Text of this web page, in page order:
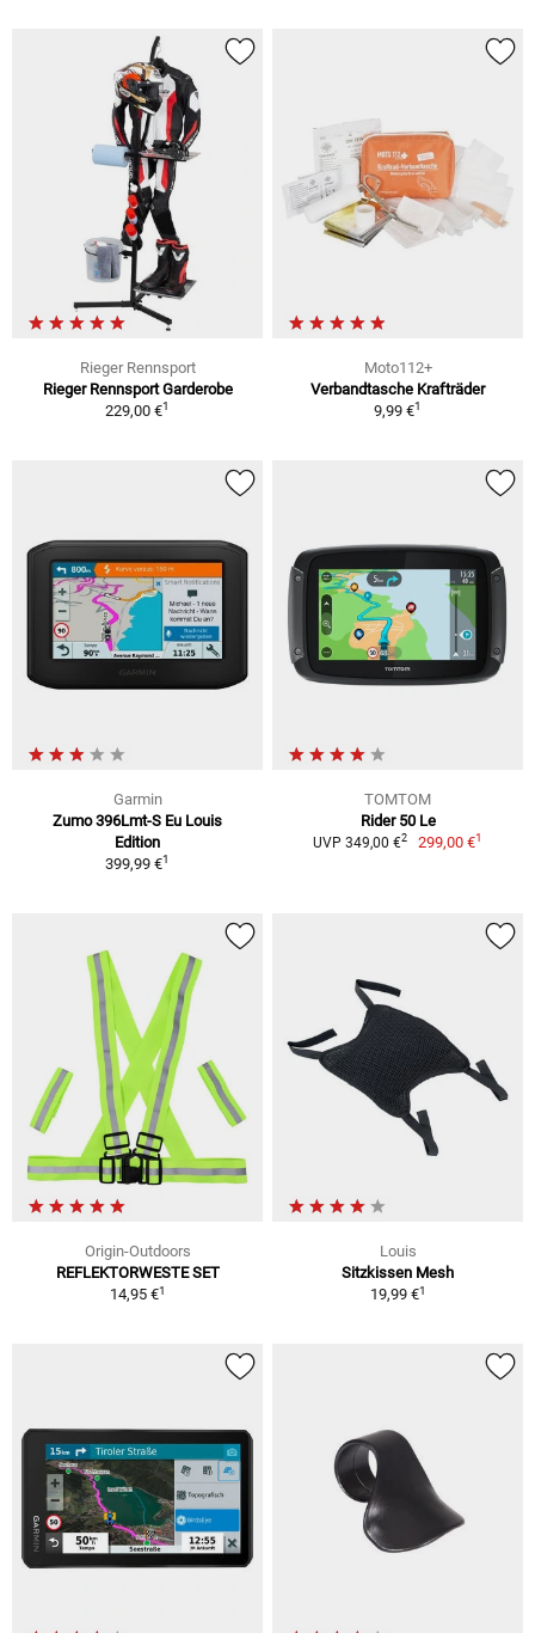
Rieger Rennsport
Rieger Rennsport Garderobe
229,00 €1
Moto112+
Verbandtasche Krafträder
9,99 €1
Garmin
Zumo 396Lmt-S Eu Louis
Edition
399,99 €1
TOMTOM
Rider 50 Le
UVP 349,00 €2 299,00 €1
Origin-Outdoors
REFLEKTORWESTE SET
14,95 €1
Louis
Sitzkissen Mesh
19,99 €1